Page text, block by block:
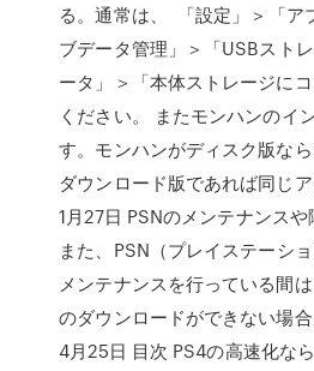
る。通常は、 「設定」＞「ア
ブデータ管理」＞「USBスト
ータ」＞「本体ストレージに
ください。 またモンハンのイ
す。モンハンがディスク版なら
ダウンロード版であれば同じ
1月27日 PSNのメンテナンス
また、PSN（プレイステーシ
メンテナンスを行っている間
のダウンロードができない場
4月25日 目次 PS4の高速化な